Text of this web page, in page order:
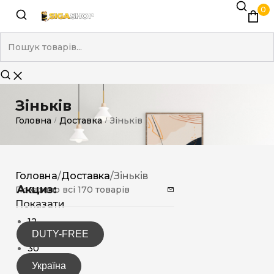
0
Зіньків
Головна / Доставка / Зіньків
Акциз:
DUTY-FREE
Україна
Головна/Доставка/Зіньків
Показано всі 170 товарів
Показати
12
15
30